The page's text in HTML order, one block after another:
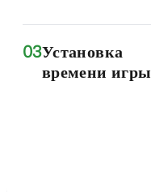
03Установка
времени игры